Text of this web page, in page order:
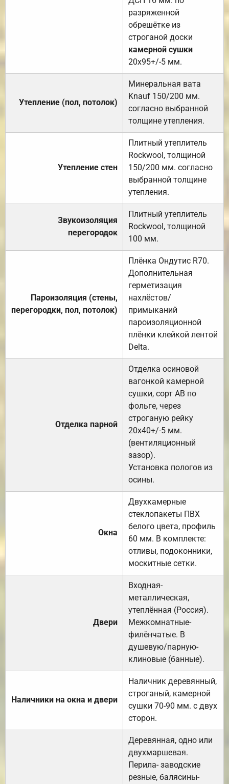
разряженной
обрешётке из
строганой доски
камерной сушки
20х95+/-5 мм.
Утепление (пол, потолок)
Минеральная вата
Knauf 150/200 мм.
согласно выбранной
толщине утепления.
Утепление стен
Плитный утеплитель
Rockwool, толщиной
150/200 мм. согласно
выбранной толщине
утепления.
Звукоизоляция
перегородок
Плитный утеплитель
Rockwool, толщиной
100 мм.
Пароизоляция (стены,
перегородки, пол, потолок)
Плёнка Ондутис R70.
Дополнительная
герметизация
нахлёстов/
примыканий
пароизоляционной
плёнки клейкой лентой
Delta.
Отделка парной
Отделка осиновой
вагонкой камерной
сушки, сорт АВ по
фольге, через
строганую рейку
20х40+/-5 мм.
(вентиляционный
зазор).
Установка пологов из
осины.
Окна
Двухкамерные
стеклопакеты ПВХ
белого цвета, профиль
60 мм. В комплекте:
отливы, подоконники,
москитные сетки.
Двери
Входная-
металлическая,
утеплённая (Россия).
Межкомнатные-
филёнчатые. В
душевую/парную-
клиновые (банные).
Наличники на окна и двери
Наличник деревянный,
строганый, камерной
сушки 70-90 мм. с двух
сторон.
Деревянная, одно или
двухмаршевая.
Перила- заводские
резные, балясины-